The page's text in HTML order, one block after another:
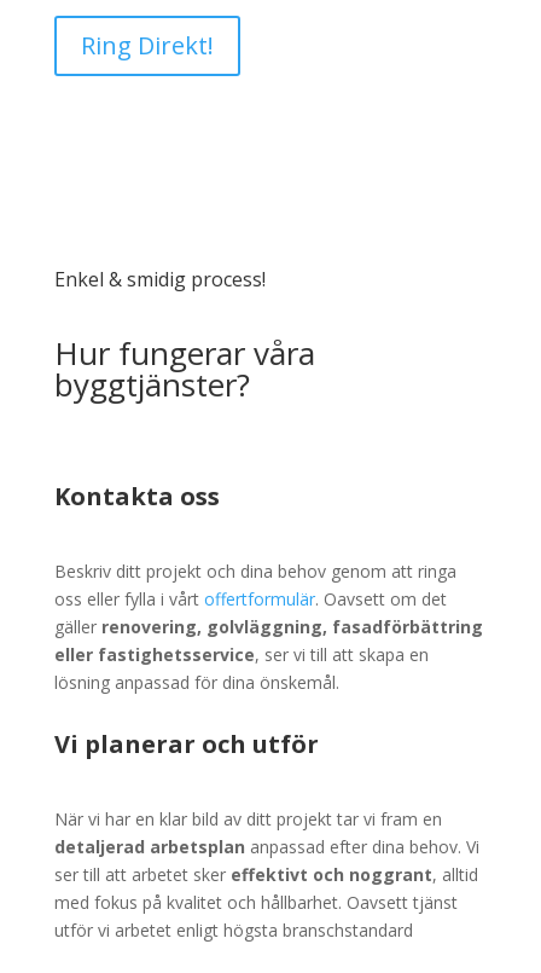
Ring Direkt!
Enkel & smidig process!
Hur fungerar våra
byggtjänster?
Kontakta oss
Beskriv ditt projekt och dina behov genom att ringa
oss eller fylla i vårt offertformulär. Oavsett om det
gäller renovering, golvläggning, fasadförbättring
eller fastighetsservice, ser vi till att skapa en
lösning anpassad för dina önskemål.
Vi planerar och utför
När vi har en klar bild av ditt projekt tar vi fram en
detaljerad arbetsplan anpassad efter dina behov. Vi
ser till att arbetet sker effektivt och noggrant, alltid
med fokus på kvalitet och hållbarhet. Oavsett tjänst
utför vi arbetet enligt högsta branschstandard